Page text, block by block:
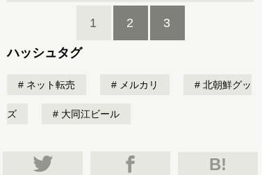
1 2 3
ハッシュタグ
ネット転売 メルカリ 北朝鮮グッ
ズ 大同江ビール
B!